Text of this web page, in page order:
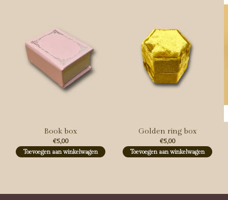
Book box
€5,00
Toevoegen aan winkelwagen
Golden ring box
€5,00
Toevoegen aan winkelwagen